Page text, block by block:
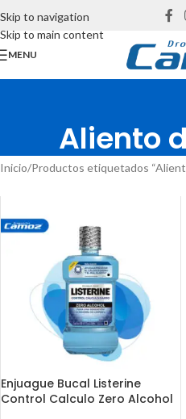
Skip to navigation
Skip to main content
MENU
Aliento
Inicio Productos etiquetados
Enjuague Bucal Listerine
Control Calculo Zero Alcohol